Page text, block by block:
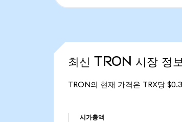
최신 TRON 시장 정
TRON의 현재 가격은 TRX당
시가총액